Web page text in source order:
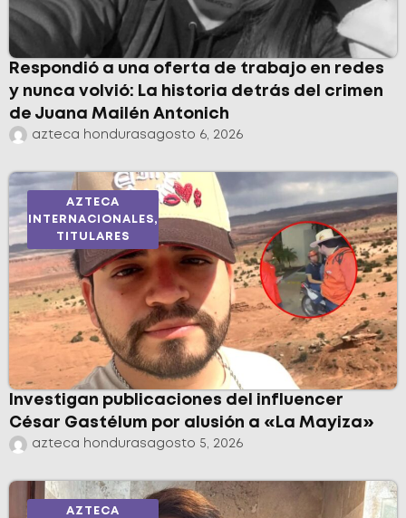
Respondió a una oferta de trabajo en redes
y nunca volvió: La historia detrás del crimen
de Juana Mailén Antonich
azteca hondurasagosto 6, 2026
AZTECA
INTERNACIONALES,
TITULARES
Investigan publicaciones del influencer
César Gastélum por alusión a «La Mayiza»
azteca hondurasagosto 5, 2026
AZTECA